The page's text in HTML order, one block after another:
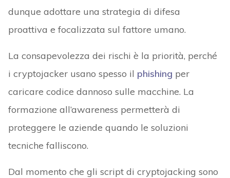
dunque adottare una strategia di difesa
proattiva e focalizzata sul fattore umano.
La consapevolezza dei rischi è la priorità, perché
i cryptojacker usano spesso il phishing per
caricare codice dannoso sulle macchine. La
formazione all’awareness permetterà di
proteggere le aziende quando le soluzioni
tecniche falliscono.
Dal momento che gli script di cryptojacking sono